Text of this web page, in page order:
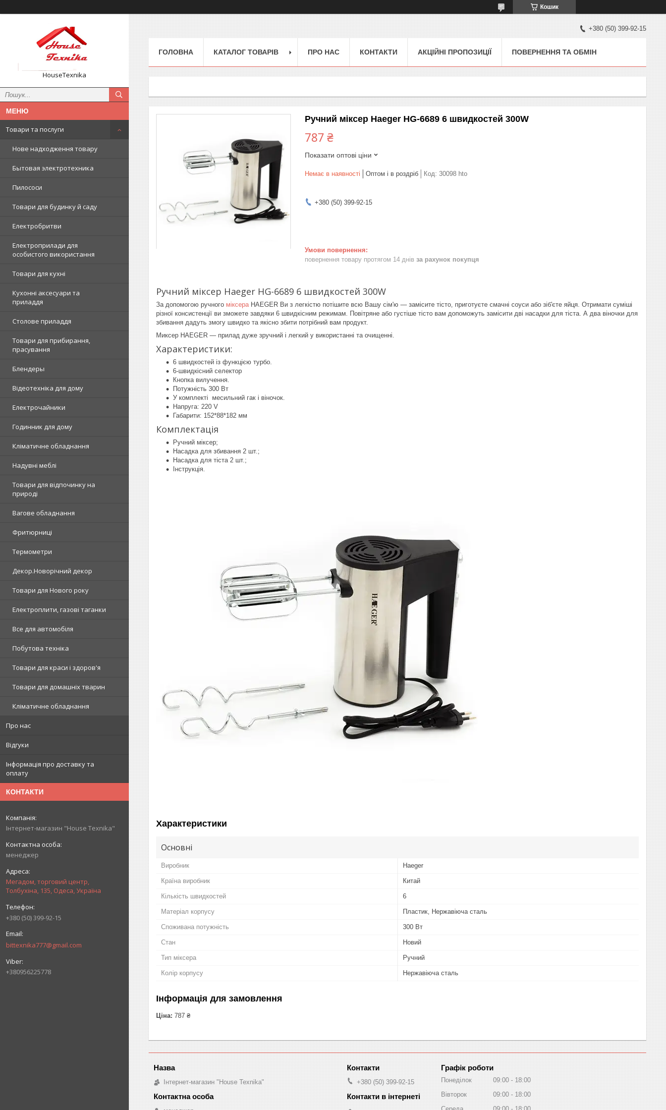
Кошик
HouseTexnika
Товари та послуги
Нове надходження товару
Бытовая электротехника
Пилососи
Товари для будинку й саду
Електробритви
Електроприлади для
особистого використання
Товари для кухні
Кухонні аксесуари та
приладдя
Столове приладдя
Товари для прибирання,
прасування
Блендеры
Відеотехніка для дому
Електрочайники
Годинник для дому
Кліматичне обладнання
Надувні меблі
Товари для відпочинку на
природі
Вагове обладнання
Фритюрниці
Термометри
Декор.Новорічний декор
Товари для Нового року
Електроплити, газові таганки
Все для автомобіля
Побутова техніка
Товари для краси і здоров'я
Товари для домашніх тварин
Кліматичне обладнання
Про нас
Відгуки
Інформація про доставку та
оплату
КОНТАКТИ
Інтернет-магазин "House Texnika"
менеджер
Мегадом, торговий центр,
Толбухіна, 135, Одеса, Україна
+380 (50) 399-92-15
bittexnika777@gmail.com
+380956225778
+380 (50) 399-92-15
ГОЛОВНА КАТАЛОГ ТОВАРІВ ПРО НАС КОНТАКТИ АКЦІЙНІ ПРОПОЗИЦІЇ ПОВЕРНЕННЯ ТА ОБМІН
Ручний міксер Haeger HG-6689 6 швидкостей 300W
787 ₴
Показати оптові ціни
Немає в наявності Оптом і в роздріб Код: 30098 hto
+380 (50) 399-92-15
повернення товару протягом 14 днів за рахунок покупця
Ручний міксер Haeger HG-6689 6 швидкостей 300W
За допомогою ручного міксера HAEGER Ви з легкістю потішите всю Вашу сім'ю — замісите тісто, приготуєте смачні соуси або зіб'єте яйця. Отримати суміші
різної консистенції ви зможете завдяки 6 швидкісним режимам. Повітряне або густіше тісто вам допоможуть замісити дві насадки для тіста. А два віночки для
збивання дадуть змогу швидко та якісно збити потрібний вам продукт.
Миксер HAEGER — прилад дуже зручний і легкий у використанні та очищенні.
Характеристики:
6 швидкостей із функцією турбо.
6-швидкісний селектор
Кнопка вилучення.
Потужність 300 Вт
У комплекті месильний гак і віночок.
Напруга: 220 V
Габарити: 152*88*182 мм
Комплектація
Ручний міксер;
Насадка для збивання 2 шт.;
Насадка для тіста 2 шт.;
Інструкція.
Характеристики
Основні
Виробник Haeger
Країна виробник Китай
Кількість швидкостей 6
Матеріал корпусу Пластик, Нержавіюча сталь
Споживана потужність 300 Вт
Стан Новий
Тип міксера Ручний
Колір корпусу Нержавіюча сталь
Інформація для замовлення
Ціна: 787 ₴
Інтернет-магазин "House Texnika" +380 (50) 399-92-15
Графік роботи
Понеділок 09:00
18:00
Вівторок
09:00
18:00